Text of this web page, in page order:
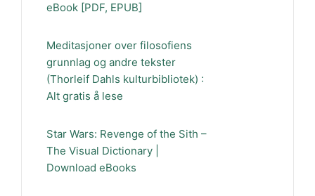
eBook [PDF, EPUB]
Meditasjoner over filosofiens
grunnlag og andre tekster
(Thorleif Dahls kulturbibliotek) :
Alt gratis å lese
Star Wars: Revenge of the Sith –
The Visual Dictionary |
Download eBooks